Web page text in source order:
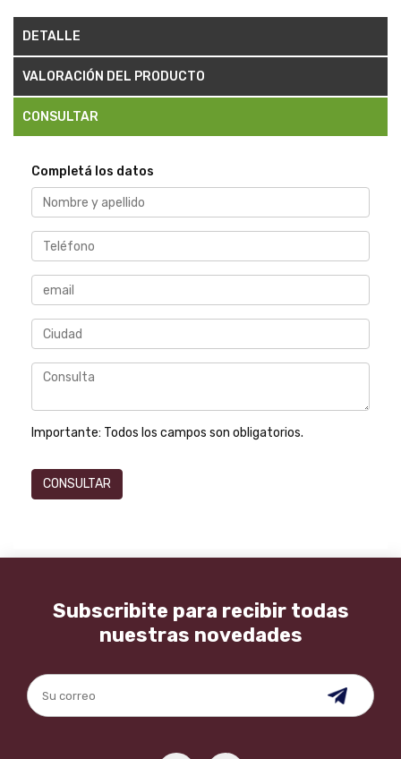
DETALLE
VALORACIÓN DEL PRODUCTO
CONSULTAR
Completá los datos
Importante: Todos los campos son obligatorios.
Subscribite para recibir todas
nuestras novedades